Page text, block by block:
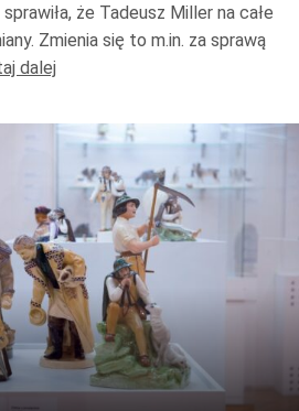
że Tadeusz Miller na całe
Zmienia się to m.in. za sprawą
dalej